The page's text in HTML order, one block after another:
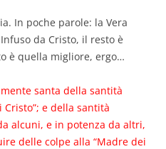
In poche parole: la Vera
da Cristo, il resto è
è quella migliore, ergo…
santa della santità
e della santità
alcuni, e in potenza da altri,
delle colpe alla “Madre dei